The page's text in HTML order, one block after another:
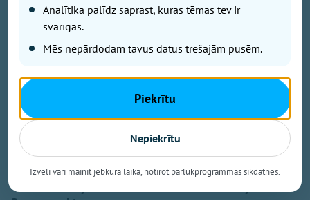
– Ķeipenē noslēdzas brīnišķīgs mākslas plenērs
laikmetīgās krāsās
– Bezmaksas TV būs arī nākamgad. Ne antena, ne
dekoders nav jāmaina
– Uzņēmējiem pieejams zaļināšanas programmas
atbalsts
– Skolēniem jāmāca domāt! Jaunais skolotājs Andris
Romanovskis
Analītika palīdz saprast, kuras tēmas tev ir
svarīgas.
Mēs nepārdodam tavus datus trešajām pusēm.
Piekrītu
Nepiekrītu
Izvēli vari mainīt jebkurā laikā, notīrot pārlūkprogrammas sīkdatnes.